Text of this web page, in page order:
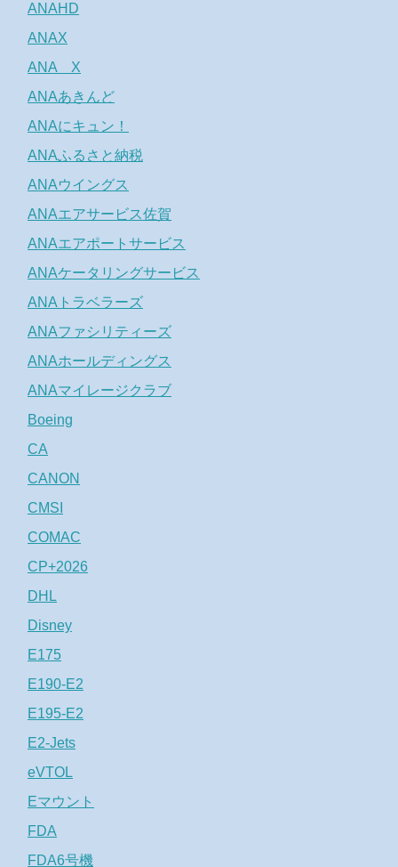
ANAHD
ANAX
ANA X
ANAあきんど
ANAにキュン！
ANAふるさと納税
ANAウイングス
ANAエアサービス佐賀
ANAエアポートサービス
ANAケータリングサービス
ANAトラベラーズ
ANAファシリティーズ
ANAホールディングス
ANAマイレージクラブ
Boeing
CA
CANON
CMSI
COMAC
CP+2026
DHL
Disney
E175
E190-E2
E195-E2
E2-Jets
eVTOL
Eマウント
FDA
FDA6号機